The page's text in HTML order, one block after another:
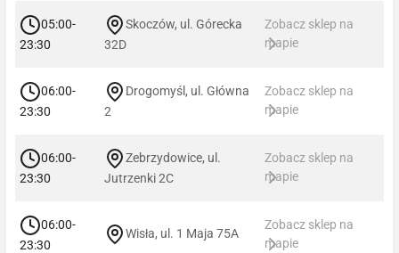
05:00-
23:30
Skoczów, ul. Górecka
32D
Zobacz sklep na
mapie
06:00-
23:30
Drogomyśl, ul. Główna
2
Zobacz sklep na
mapie
06:00-
23:30
Zebrzydowice, ul.
Jutrzenki 2C
Zobacz sklep na
mapie
06:00-
23:30
Wisła, ul. 1 Maja 75A
Zobacz sklep na
mapie